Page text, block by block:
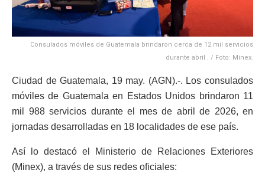
Consulados móviles de Guatemala brindaron cerca de 12 mil servicios
durante abril . / Foto: Minex.
Ciudad de Guatemala, 19 may. (AGN).-. Los consulados
móviles de Guatemala en Estados Unidos brindaron 11
mil 988 servicios durante el mes de abril de 2026, en
jornadas desarrolladas en 18 localidades de ese país.
Así lo destacó el Ministerio de Relaciones Exteriores
(Minex), a través de sus redes oficiales: